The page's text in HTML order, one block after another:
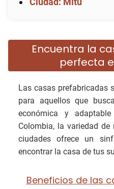
Encuentra la
perfecta
Las casas prefabricadas
para aquellos que
económica y
Colombia, la variedad de
ciudades ofrece un
encontrar la casa de tus
Beneficios de las